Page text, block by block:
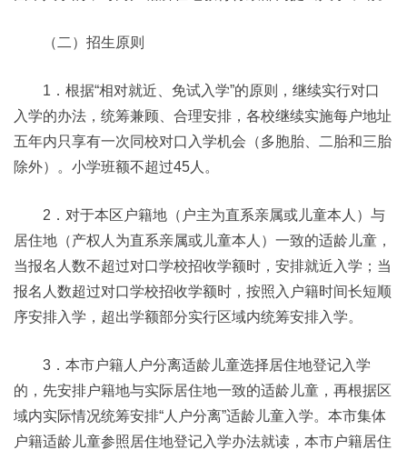
（二）招生原则
1．根据“相对就近、免试入学”的原则，继续实行对口
入学的办法，统筹兼顾、合理安排，各校继续实施每户地址
五年内只享有一次同校对口入学机会（多胞胎、二胎和三胎
除外）。小学班额不超过45人。
2．对于本区户籍地（户主为直系亲属或儿童本人）与
居住地（产权人为直系亲属或儿童本人）一致的适龄儿童，
当报名人数不超过对口学校招收学额时，安排就近入学；当
报名人数超过对口学校招收学额时，按照入户籍时间长短顺
序安排入学，超出学额部分实行区域内统筹安排入学。
3．本市户籍人户分离适龄儿童选择居住地登记入学
的，先安排户籍地与实际居住地一致的适龄儿童，再根据区
域内实际情况统筹安排“人户分离”适龄儿童入学。本市集体
户籍适龄儿童参照居住地登记入学办法就读，本市户籍居住